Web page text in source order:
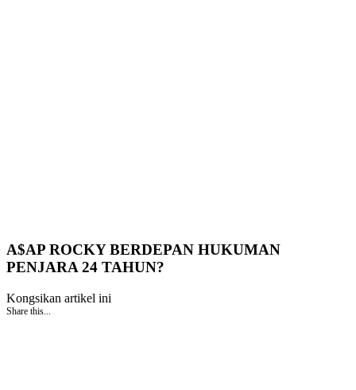
A$AP ROCKY BERDEPAN HUKUMAN
PENJARA 24 TAHUN?
Kongsikan artikel ini
Share this...